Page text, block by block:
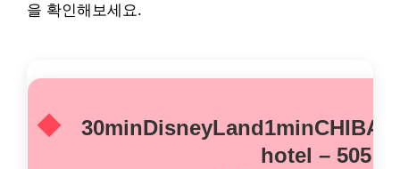
을 확인해보세요.
hotel – 505